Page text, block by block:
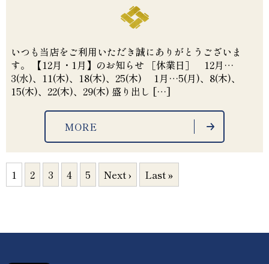
いつも当店をご利用いただき誠にありがとうございま
す。 【12月・1月】のお知らせ ［休業日］ 12月…
3(水)、11(木)、18(木)、25(木) 1月…5(月)、8(木)、
15(木)、22(木)、29(木) 盛り出し […]
MORE
1 2 3 4 5 Next › Last »